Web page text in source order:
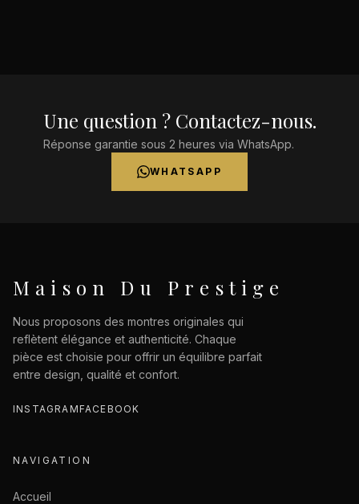
Une question ? Contactez-nous.
Réponse garantie sous 2 heures via WhatsApp.
WHATSAPP
Maison Du Prestige
Nous proposons des montres originales qui
reflètent élégance et authenticité. Chaque
pièce est choisie pour offrir un équilibre parfait
entre design, qualité et confort.
INSTAGRAMFACEBOOK
NAVIGATION
Accueil